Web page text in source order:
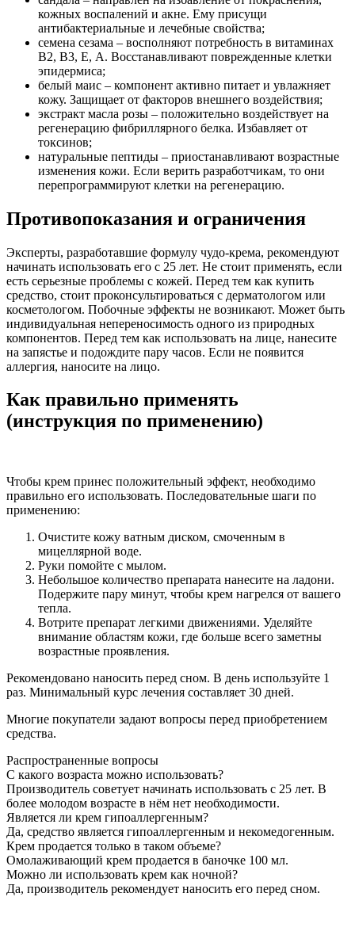
кожных воспалений и акне. Ему присущи
антибактериальные и лечебные свойства;
семена сезама – восполняют потребность в витаминах
В2, В3, Е, А. Восстанавливают поврежденные клетки
эпидермиса;
белый маис – компонент активно питает и увлажняет
кожу. Защищает от факторов внешнего воздействия;
экстракт масла розы – положительно воздействует на
регенерацию фибриллярного белка. Избавляет от
токсинов;
натуральные пептиды – приостанавливают возрастные
изменения кожи. Если верить разработчикам, то они
перепрограммируют клетки на регенерацию.
Противопоказания и ограничения
Эксперты, разработавшие формулу чудо-крема, рекомендуют
начинать использовать его с 25 лет. Не стоит применять, если
есть серьезные проблемы с кожей. Перед тем как купить
средство, стоит проконсультироваться с дерматологом или
косметологом. Побочные эффекты не возникают. Может быть
индивидуальная непереносимость одного из природных
компонентов. Перед тем как использовать на лице, нанесите
на запястье и подождите пару часов. Если не появится
аллергия, наносите на лицо.
Как правильно применять
(инструкция по применению)
Чтобы крем принес положительный эффект, необходимо
правильно его использовать. Последовательные шаги по
применению:
Очистите кожу ватным диском, смоченным в
мицеллярной воде.
Руки помойте с мылом.
Небольшое количество препарата нанесите на ладони.
Подержите пару минут, чтобы крем нагрелся от вашего
тепла.
Вотрите препарат легкими движениями. Уделяйте
внимание областям кожи, где больше всего заметны
возрастные проявления.
Рекомендовано наносить перед сном. В день используйте 1
раз. Минимальный курс лечения составляет 30 дней.
Многие покупатели задают вопросы перед приобретением
средства.
Распространенные вопросы
С какого возраста можно использовать?
Производитель советует начинать использовать с 25 лет. В
более молодом возрасте в нём нет необходимости.
Является ли крем гипоаллергенным?
Да, средство является гипоаллергенным и некомедогенным.
Крем продается только в таком объеме?
Омолаживающий крем продается в баночке 100 мл.
Можно ли использовать крем как ночной?
Да, производитель рекомендует наносить его перед сном.